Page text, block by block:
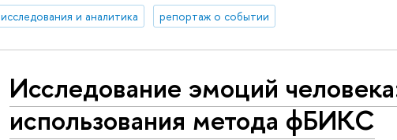
исследования и аналитика репортаж о событии
Исследование эмоций
использования метода фБИКС